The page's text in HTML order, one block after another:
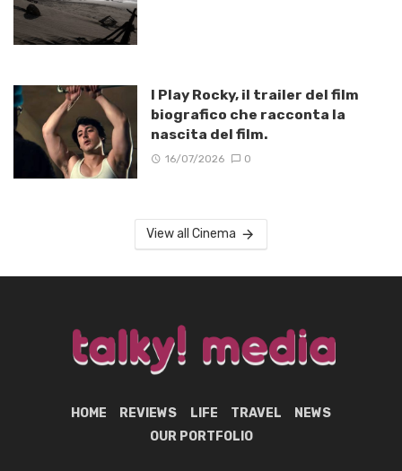
I Play Rocky, il trailer del film
biografico che racconta la
nascita del film.
16/07/2026 0
View all Cinema
HOME REVIEWS LIFE TRAVEL
NEWS
OUR PORTFOLIO